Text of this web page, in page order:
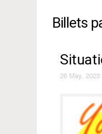
Billets
26 May, 2023